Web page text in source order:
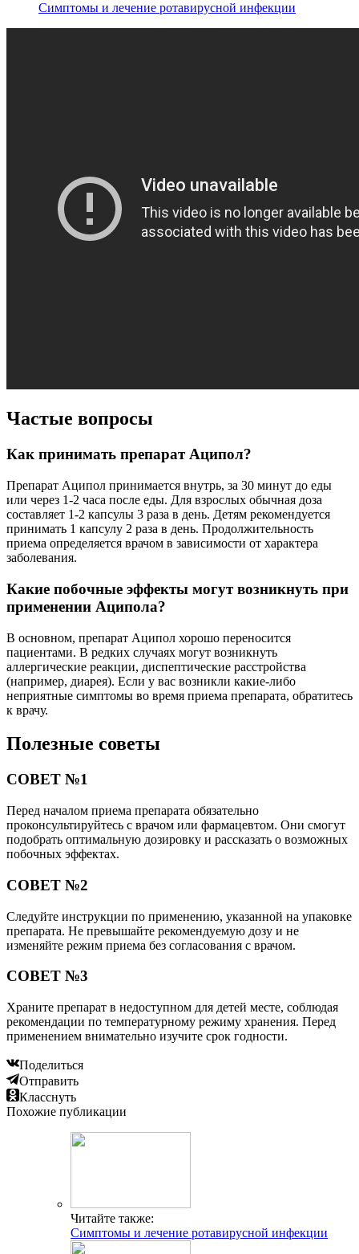
Симптомы и лечение ротавирусной инфекции
Частые вопросы
Как принимать препарат Аципол?
Препарат Аципол принимается внутрь, за 30 минут до еды
или через 1-2 часа после еды. Для взрослых обычная доза
составляет 1-2 капсулы 3 раза в день. Детям рекомендуется
принимать 1 капсулу 2 раза в день. Продолжительность
приема определяется врачом в зависимости от характера
заболевания.
Какие побочные эффекты могут возникнуть при
применении Аципола?
В основном, препарат Аципол хорошо переносится
пациентами. В редких случаях могут возникнуть
аллергические реакции, диспептические расстройства
(например, диарея). Если у вас возникли какие-либо
неприятные симптомы во время приема препарата, обратитесь
к врачу.
Полезные советы
СОВЕТ №1
Перед началом приема препарата обязательно
проконсультируйтесь с врачом или фармацевтом. Они смогут
подобрать оптимальную дозировку и рассказать о возможных
побочных эффектах.
СОВЕТ №2
Следуйте инструкции по применению, указанной на упаковке
препарата. Не превышайте рекомендуемую дозу и не
изменяйте режим приема без согласования с врачом.
СОВЕТ №3
Храните препарат в недоступном для детей месте, соблюдая
рекомендации по температурному режиму хранения. Перед
применением внимательно изучите срок годности.
Поделиться
Отправить
Класснуть
Похожие публикации
Читайте также:
Симптомы и лечение ротавирусной инфекции